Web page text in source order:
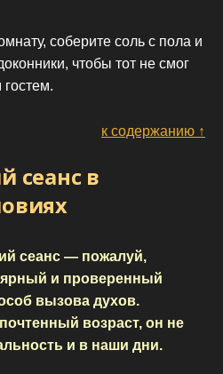
соберите соль с пола и
чтобы тот не смог
к содержанию ↑
сеанс в
сеанс — пожалуй,
и проверенный
вызова духов.
возраст, он не
и в наши дни.